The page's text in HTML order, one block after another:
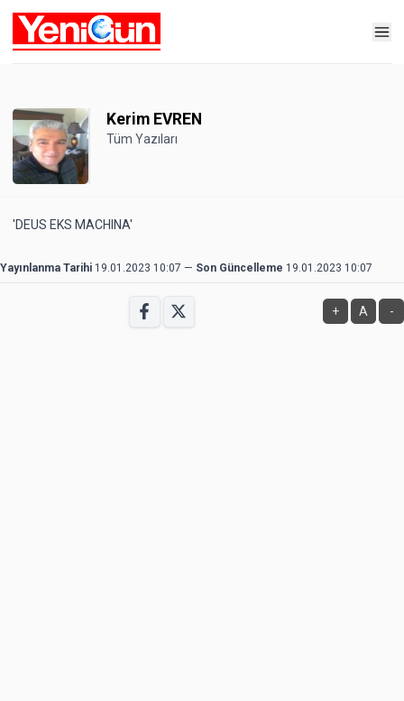
Kerim EVREN
Tüm Yazıları
'DEUS EKS MACHINA'
Yayınlanma Tarihi 19.01.2023 10:07 — Son Güncelleme 19.01.2023 10:07
+ A -